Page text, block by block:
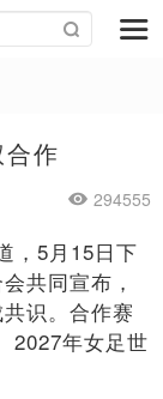
作
294555
，5月15日下
共同宣布，
识。合作赛
2027年女足世